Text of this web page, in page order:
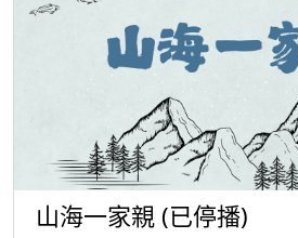
山海一家親 (已停播)